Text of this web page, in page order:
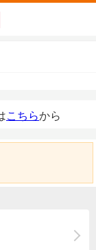
こちらから